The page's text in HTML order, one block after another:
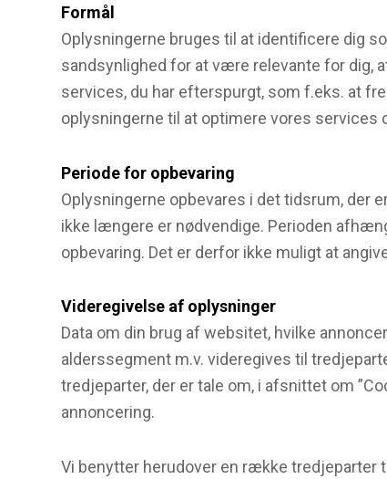
Formål
Oplysningerne bruges til at identificere dig
sandsynlighed for at være relevante for dig,
services, du har efterspurgt, som f.eks. at
oplysningerne til at optimere vores services
Periode for opbevaring
Oplysningerne opbevares i det tidsrum, der
ikke længere er nødvendige. Perioden
opbevaring. Det er derfor ikke muligt at
Videregivelse af oplysninger
Data om din brug af websitet, hvilke
alderssegment m.v. videregives til
tredjeparter, der er tale om, i afsnittet om
annoncering.
Vi benytter herudover en række tredjeparter